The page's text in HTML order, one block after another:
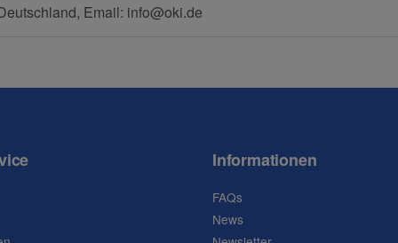
Email: info@oki.de
Informationen
FAQs
News